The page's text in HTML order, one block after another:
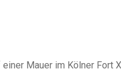
Mauer im Kölner Fort X